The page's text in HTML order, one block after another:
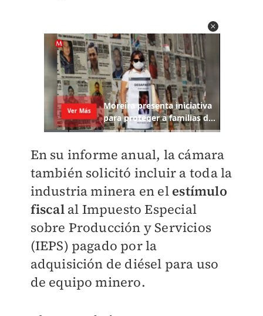
En su informe anual, la cámara
también solicitó incluir a toda la
industria minera en el estímulo
fiscal al Impuesto Especial
sobre Producción y Servicios
(IEPS) pagado por la
adquisición de diésel para uso
de equipo minero.